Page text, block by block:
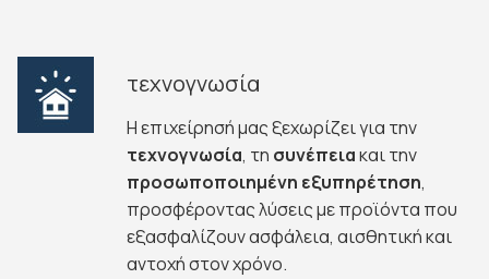
τεχνογνωσία
Η επιχείρησή μας ξεχωρίζει για την
τεχνογνωσία, τη συνέπειακαι την
προσωποποιημένη εξυπηρέτηση,
προσφέροντας λύσεις με προϊόντα που
εξασφαλίζουν ασφάλεια, αισθητική και
αντοχή στον χρόνο.